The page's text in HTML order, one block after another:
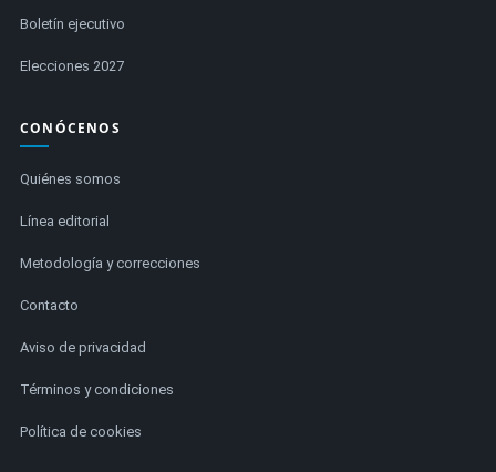
Boletín ejecutivo
Elecciones 2027
CONÓCENOS
Quiénes somos
Línea editorial
Metodología y correcciones
Contacto
Aviso de privacidad
Términos y condiciones
Política de cookies